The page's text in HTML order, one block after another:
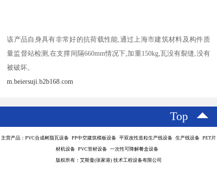
该产品自身具有非常好的抗荷载性能,通过上海市建筑材料及构件质
量监督站检测,在支撑间隔660mm情况下,加重150kg,瓦没有裂缝,没有
被破坏。
m.beiersuji.b2b168.com
Top
主营产品：PVC合成树脂瓦设备 PP中空建筑模板设备 平双改性造粒生产线设备 生产线设备 PET片
材机设备 PVC管材设备 一次性可降解餐盒设备
版权所有：艾斯曼(张家港) 技术工程设备有限公司